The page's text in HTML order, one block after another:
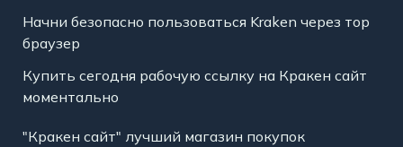
Начни безопасно пользоваться Kraken через тор
браузер
Купить сегодня рабочую ссылку на Кракен сайт
моментально
"Кракен сайт" лучший магазин покупок